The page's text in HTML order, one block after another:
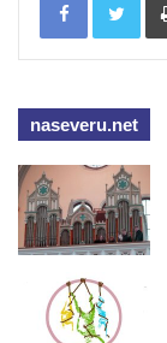
naseveru.net